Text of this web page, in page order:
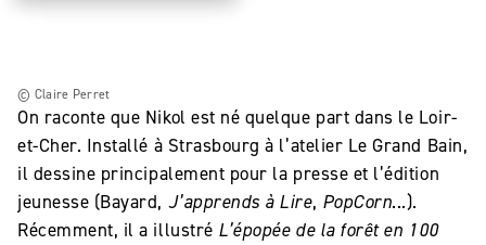
On raconte que Nikol est né quelque part dans le Loir-
et-Cher. Installé à Strasbourg à l’atelier Le Grand Bain,
il dessine principalement pour la presse et l’édition
jeunesse (Bayard, J’apprends à Lire, PopCorn...).
Récemment, il a illustré L’épopée de la forêt en 100
© Claire Perret